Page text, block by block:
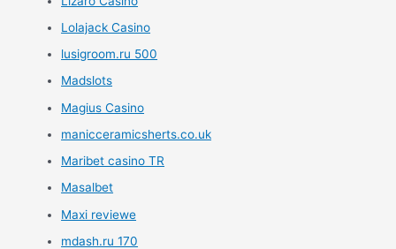
Lolajack Casino
lusigroom.ru 500
Madslots
Magius Casino
manicceramicsherts.co.uk
Maribet casino TR
Masalbet
Maxi reviewe
mdash.ru 170